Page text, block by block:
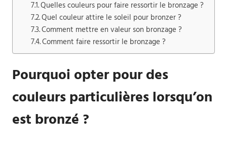
Quelles couleurs pour faire ressortir le bronzage ?
Quel couleur attire le soleil pour bronzer ?
Comment mettre en valeur son bronzage ?
Comment faire ressortir le bronzage ?
Pourquoi opter pour des
couleurs particulières lorsqu’on
est bronzé ?